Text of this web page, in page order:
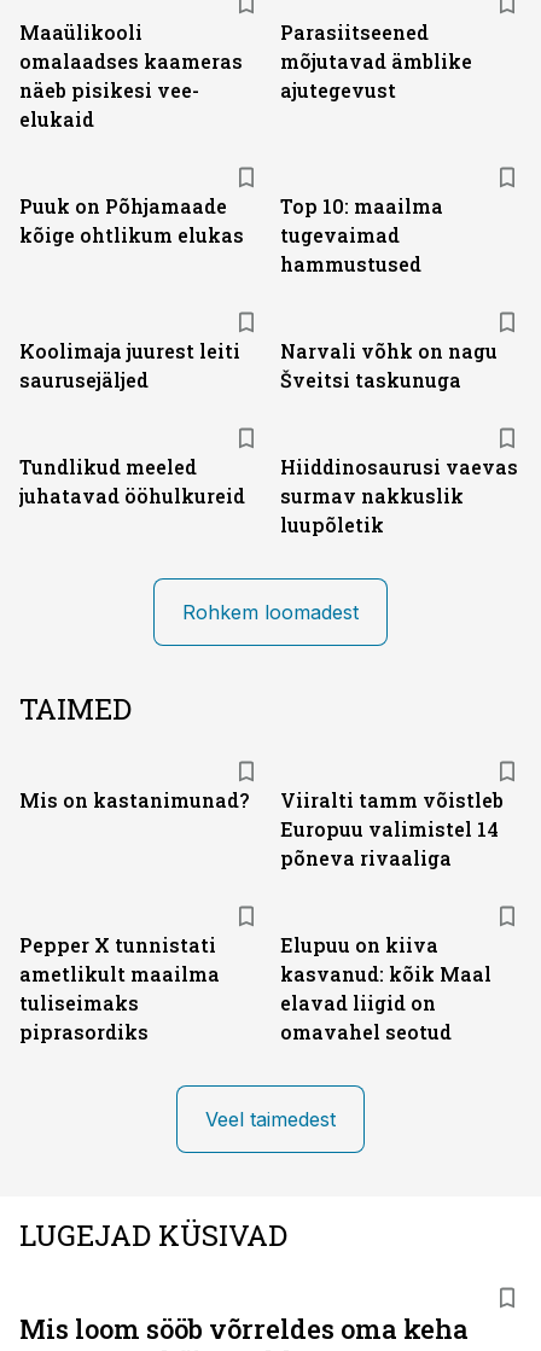
Maaülikooli
omalaadses kaameras
näeb pisikesi vee-
elukaid
Parasiitseened
mõjutavad ämblike
ajutegevust
Puuk on Põhjamaade
kõige ohtlikum elukas
Top 10: maailma
tugevaimad
hammustused
Koolimaja juurest leiti
saurusejäljed
Narvali võhk on nagu
Šveitsi taskunuga
Tundlikud meeled
juhatavad ööhulkureid
Hiiddinosaurusi vaevas
surmav nakkuslik
luupõletik
Rohkem loomadest
TAIMED
Mis on kastanimunad?
Viiralti tamm võistleb
Europuu valimistel 14
põneva rivaaliga
Pepper X tunnistati
ametlikult maailma
tuliseimaks
piprasordiks
Elupuu on kiiva
kasvanud: kõik Maal
elavad liigid on
omavahel seotud
Veel taimedest
LUGEJAD KÜSIVAD
Mis loom sööb võrreldes oma keha